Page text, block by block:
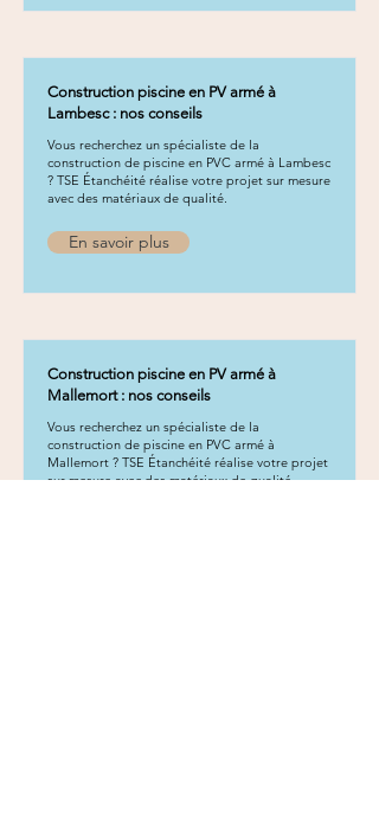
Construction piscine en PV armé à
Lambesc : nos conseils
Vous recherchez un spécialiste de la
construction de piscine en PVC armé à Lambesc
? TSE Étanchéité réalise votre projet sur mesure
avec des matériaux de qualité.
En savoir plus
Construction piscine en PV armé à
Mallemort : nos conseils
Vous recherchez un spécialiste de la
construction de piscine en PVC armé à
Mallemort ? TSE Étanchéité réalise votre projet
sur mesure avec des matériaux de qualité.